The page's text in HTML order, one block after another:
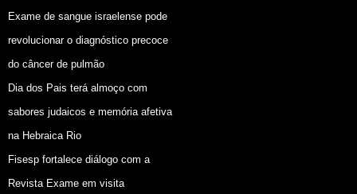
Exame de sangue israelense pode
revolucionar o diagnóstico precoce
do câncer de pulmão
Dia dos Pais terá almoço com
sabores judaicos e memória afetiva
na Hebraica Rio
Fisesp fortalece diálogo com a
Revista Exame em visita